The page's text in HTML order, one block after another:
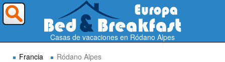
Casas de vacaciones en Ródano Alpes
Francia
Ródano Alpes
¿A dónde quieres ir?